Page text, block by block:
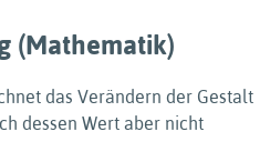
(Mathematik)
das Verändern der Gestalt
dessen Wert aber nicht